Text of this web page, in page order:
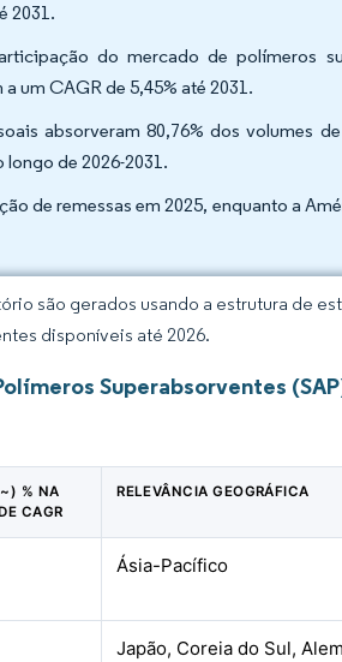
2031.
do mercado de polímeros
um CAGR de 5,45% até 2031.
absorveram 80,76% dos volumes
de 2026-2031.
de remessas em 2025, enquanto a
são gerados usando a estrutura de
disponíveis até 2026.
Superabsorventes
% NA
CAGR
RELEVÂNCIA GEOGRÁFICA
Ásia-Pacífico
Japão, Coreia do Sul,